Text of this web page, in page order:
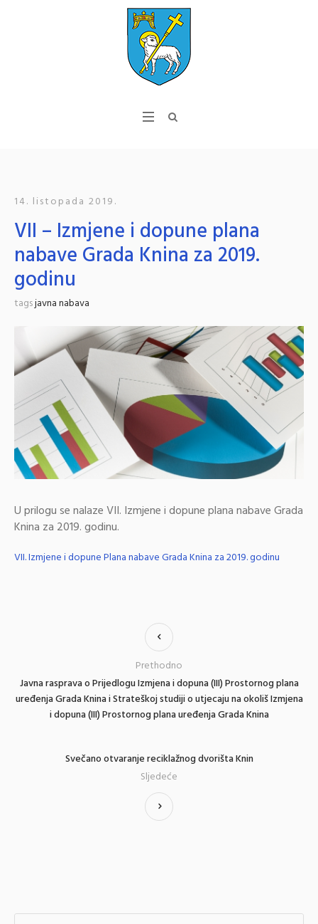
14. listopada 2019.
VII – Izmjene i dopune plana
nabave Grada Knina za 2019.
godinu
tagsjavna nabava
U prilogu se nalaze VII. Izmjene i dopune plana nabave Grada
Knina za 2019. godinu.
VII. Izmjene i dopune Plana nabave Grada Knina za 2019. godinu
Javna rasprava o Prijedlogu Izmjena i dopuna (III) Prostornog plana
uređenja Grada Knina i Strateškoj studiji o utjecaju na okoliš Izmjena
i dopuna (III) Prostornog plana uređenja Grada Knina
Prethodno
Svečano otvaranje reciklažnog dvorišta Knin
Sljedeće